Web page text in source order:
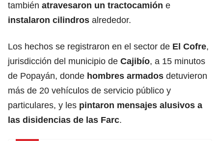
también atravesaron un tractocamión e
instalaron cilindros alrededor.
Los hechos se registraron en el sector de El Cofre,
jurisdicción del municipio de Cajibío, a 15 minutos
de Popayán, donde hombres armados detuvieron
más de 20 vehículos de servicio público y
particulares, y les pintaron mensajes alusivos a
las disidencias de las Farc.